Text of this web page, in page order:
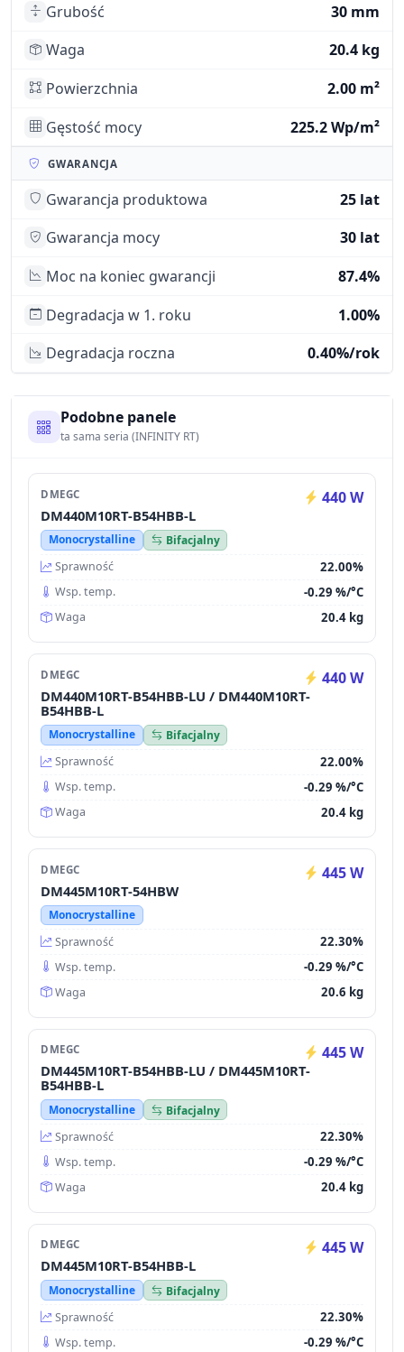
Grubość
30 mm
Waga
20.4 kg
Powierzchnia
2.00 m²
Gęstość mocy
225.2 Wp/m²
GWARANCJA
Gwarancja produktowa
25 lat
Gwarancja mocy
30 lat
Moc na koniec gwarancji
87.4%
Degradacja w 1. roku
1.00%
Degradacja roczna
0.40%/rok
Podobne panele
ta sama seria (INFINITY RT)
DMEGC 440 W
DM440M10RT-B54HBB-L
Monocrystalline
Bifacjalny
Sprawność
22.00%
Wsp. temp. -0.29 %/°C
Waga 20.4 kg
DMEGC 440 W
DM440M10RT-B54HBB-LU / DM440M10RT-
B54HBB-L
Monocrystalline
Bifacjalny
Sprawność
22.00%
Wsp. temp. -0.29 %/°C
Waga 20.4 kg
DMEGC 445 W
DM445M10RT-54HBW
Monocrystalline
Sprawność
22.30%
Wsp. temp. -0.29 %/°C
Waga 20.6 kg
DMEGC 445 W
DM445M10RT-B54HBB-LU / DM445M10RT-
B54HBB-L
Monocrystalline
Bifacjalny
Sprawność
22.30%
Wsp. temp. -0.29 %/°C
Waga 20.4 kg
DMEGC 445 W
DM445M10RT-B54HBB-L
Monocrystalline
Bifacjalny
Sprawność
22.30%
Wsp. temp. -0.29 %/°C